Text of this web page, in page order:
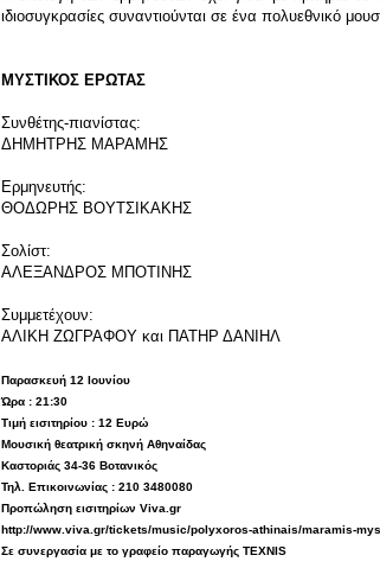
ιδιοσυγκρασίες συναντιούνται σε ένα πολυεθνικό
ΜΥΣΤΙΚΟΣ ΕΡΩΤΑΣ
Συνθέτης-πιανίστας:
ΔΗΜΗΤΡΗΣ ΜΑΡΑΜΗΣ
Ερμηνευτής:
ΘΟΔΩΡΗΣ ΒΟΥΤΣΙΚΑΚΗΣ
Σολίστ:
ΑΛΕΞΑΝΔΡΟΣ ΜΠΟΤΙΝΗΣ
Συμμετέχουν:
ΑΛΙΚΗ ΖΩΓΡΑΦΟΥ και ΠΑΤΗΡ ΔΑΝΙΗΛ
Παρασκευή 12 Ιουνίου
Ώρα : 21:30
Τιμή εισιτηρίου : 12 Ευρώ
Μουσική θεατρική σκηνή Αθηναίδας
Καστοριάς 34-36 Βοτανικός
Τηλ. Επικοινωνίας : 210 3480080
Προπώληση εισιτηρίων Viva.gr
http://www.viva.gr/tickets/music/polyxoros-athinais/maramis-
Σε συνεργασία με το γραφείο παραγωγής TEXNIS